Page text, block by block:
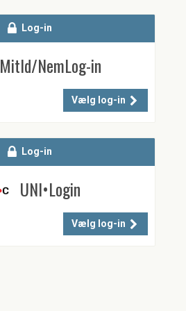
Log-in
MitId/NemLog-in
Vælg log-in
Log-in
UNI•Login
Vælg log-in